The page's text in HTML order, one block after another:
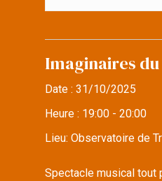
Imaginaires
Date :31/10/2025
Heure : 19:00 - 20:00
Lieu:Observatoire de
Spectacle musical tout